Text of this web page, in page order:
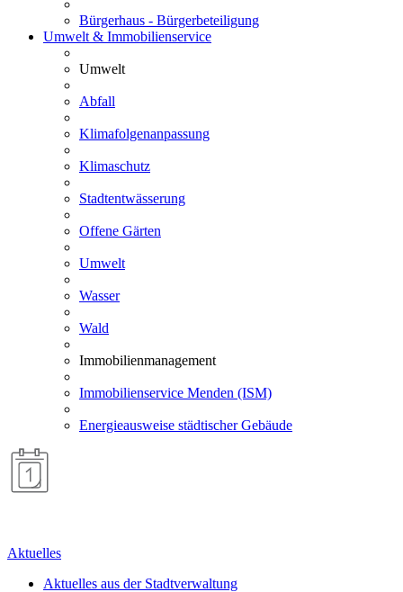
Bürgerhaus - Bürgerbeteiligung
Umwelt & Immobilienservice
Umwelt
Abfall
Klimafolgenanpassung
Klimaschutz
Stadtentwässerung
Offene Gärten
Umwelt
Wasser
Wald
Immobilienmanagement
Immobilienservice Menden (ISM)
Energieausweise städtischer Gebäude
Aktuelles
Aktuelles aus der Stadtverwaltung